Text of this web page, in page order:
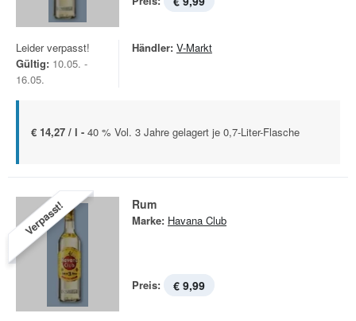
Leider verpasst!
Gültig: 10.05. -
16.05.
Händler: V-Markt
€ 14,27 / l - 40 % Vol. 3 Jahre gelagert je 0,7-Liter-Flasche
Verpasst! Rum
Marke: Havana Club
Preis: € 9,99